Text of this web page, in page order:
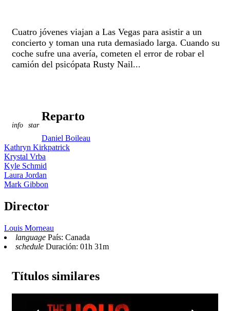
Cuatro jóvenes viajan a Las Vegas para asistir a un
concierto y toman una ruta demasiado larga. Cuando su
coche sufre una avería, cometen el error de robar el
camión del psicópata Rusty Nail...
info star
Reparto
Daniel Boileau
Kathryn Kirkpatrick
Krystal Vrba
Kyle Schmid
Laura Jordan
Mark Gibbon
Director
Louis Morneau
language País: Canada
schedule Duración: 01h 31m
Títulos similares